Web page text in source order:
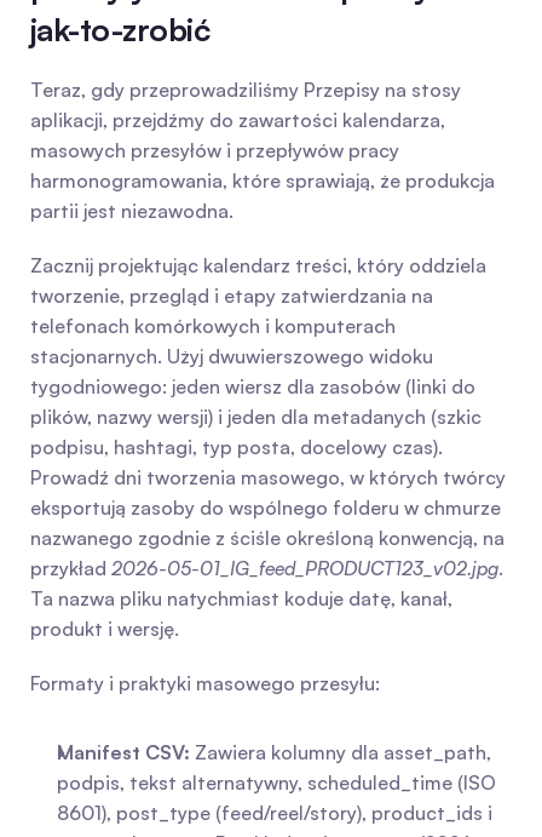
jak-to-zrobić
Teraz, gdy przeprowadziliśmy Przepisy na stosy
aplikacji, przejdźmy do zawartości kalendarza,
masowych przesyłów i przepływów pracy
harmonogramowania, które sprawiają, że produkcja
partii jest niezawodna.
Zacznij projektując kalendarz treści, który oddziela
tworzenie, przegląd i etapy zatwierdzania na
telefonach komórkowych i komputerach
stacjonarnych. Użyj dwuwierszowego widoku
tygodniowego: jeden wiersz dla zasobów (linki do
plików, nazwy wersji) i jeden dla metadanych (szkic
podpisu, hashtagi, typ posta, docelowy czas).
Prowadź dni tworzenia masowego, w których twórcy
eksportują zasoby do wspólnego folderu w chmurze
nazwanego zgodnie z ściśle określoną konwencją, na
przykład 2026-05-01_IG_feed_PRODUCT123_v02.jpg.
Ta nazwa pliku natychmiast koduje datę, kanał,
produkt i wersję.
Formaty i praktyki masowego przesyłu:
Manifest CSV: Zawiera kolumny dla asset_path,
podpis, tekst alternatywny, scheduled_time (ISO
8601), post_type (feed/reel/story), product_ids i